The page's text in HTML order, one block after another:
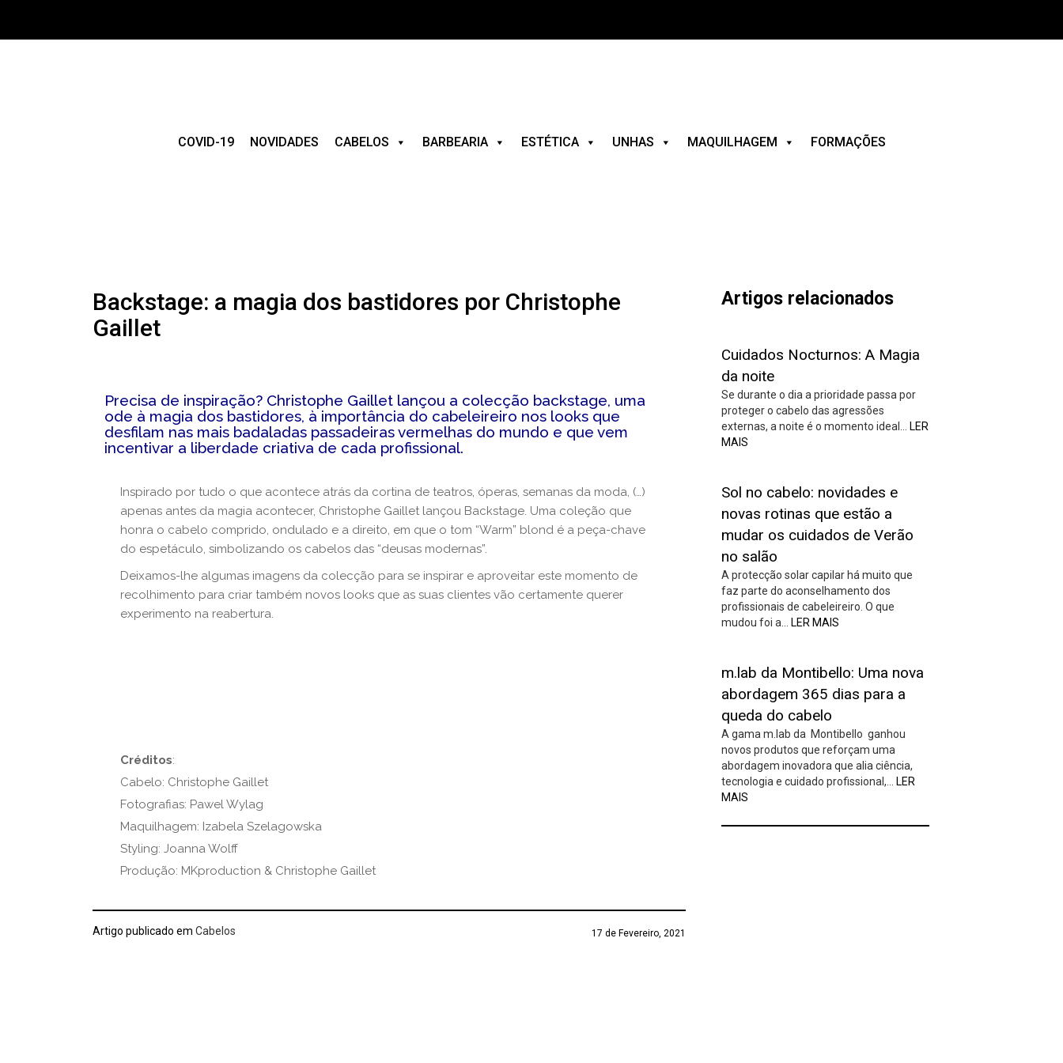
COVID-19 NOVIDADES CABELOS BARBEARIA ESTÉTICA UNHAS MAQUILHAGEM FORMAÇÕES
Backstage: a magia dos bastidores por Christophe
Gaillet
Precisa de inspiração? Christophe Gaillet lançou a colecção backstage, uma
ode à magia dos bastidores, à importância do cabeleireiro nos looks que
desfilam nas mais badaladas passadeiras vermelhas do mundo e que vem
incentivar a liberdade criativa de cada profissional.
Inspirado por tudo o que acontece atrás da cortina de teatros, óperas, semanas da moda, (…)
apenas antes da magia acontecer, Christophe Gaillet lançou Backstage. Uma coleção que
honra o cabelo comprido, ondulado e a direito, em que o tom “Warm” blond é a peça-chave
do espetáculo, simbolizando os cabelos das “deusas modernas”.
Deixamos-lhe algumas imagens da colecção para se inspirar e aproveitar este momento de
recolhimento para criar também novos looks que as suas clientes vão certamente querer
experimento na reabertura.
Créditos:
Cabelo: Christophe Gaillet
Fotografias: Pawel Wylag
Maquilhagem: Izabela Szelagowska
Styling: Joanna Wolff
Produção: MKproduction & Christophe Gaillet
Artigo publicado em Cabelos 17 de Fevereiro, 2021
Artigos relacionados
Cuidados Nocturnos: A Magia
da noite
Se durante o dia a prioridade passa por
proteger o cabelo das agressões
externas, a noite é o momento ideal…
LER
MAIS
Sol no cabelo: novidades e
novas rotinas que estão a
mudar os cuidados de Verão
no salão
A protecção solar capilar há muito que
faz parte do aconselhamento dos
profissionais de cabeleireiro. O que
mudou foi a…
LER MAIS
m.lab da Montibello: Uma nova
abordagem 365 dias para a
queda do cabelo
A gama m.lab da Montibello ganhou
novos produtos que reforçam uma
abordagem inovadora que alia ciência,
tecnologia e cuidado profissional,…
LER
MAIS